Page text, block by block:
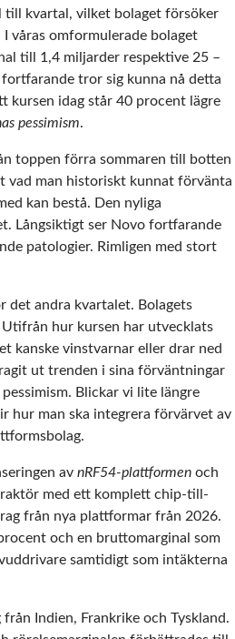
till kvartal, vilket bolaget försöker
I våras omformulerade bolaget
till 1,4 miljarder respektive 25 –
tror sig kunna nå detta
kursen idag står 40 procent lägre
pessimism.
toppen förra sommaren till botten
vad man historiskt kunnat förvänta
kan bestå. Den nyliga
Långsiktigt ser Novo fortfarande
patologier. Rimligen med stort
det andra kvartalet. Bolagets
hur kursen har utvecklats
kanske vinstvarnar eller drar ned
ut trenden i sina förväntningar
Blickar vi lite längre
hur man ska integrera förvärvet av
av nRF54-plattformen och
med ett komplett chip-till-
från nya plattformar från 2026.
och en bruttomarginal som
samtidigt som intäkterna
Indien, Frankrike och Tyskland.